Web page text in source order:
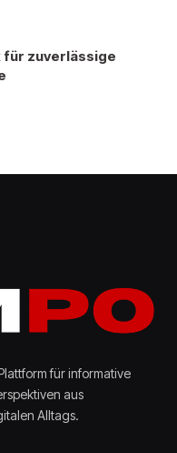
zuverlässige
für informative
aus
Alltags.